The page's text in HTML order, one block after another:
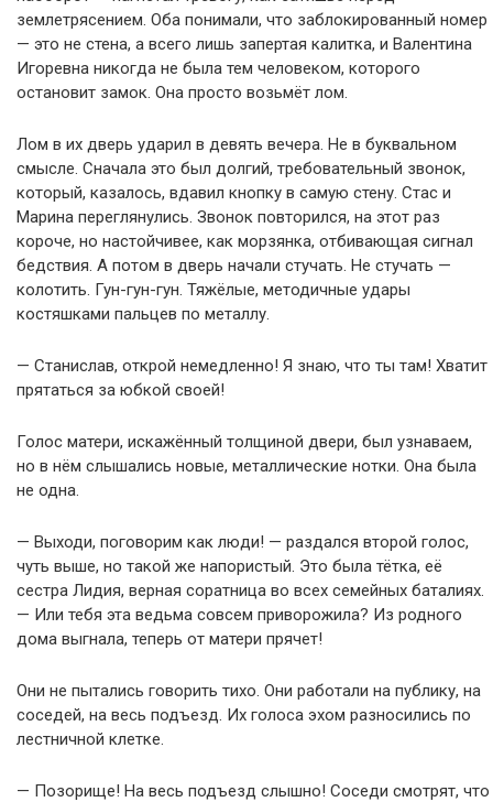
землетрясением. Оба понимали, что заблокированный номер
— это не стена, а всего лишь запертая калитка, и Валентина
Игоревна никогда не была тем человеком, которого
остановит замок. Она просто возьмёт лом.
Лом в их дверь ударил в девять вечера. Не в буквальном
смысле. Сначала это был долгий, требовательный звонок,
который, казалось, вдавил кнопку в самую стену. Стас и
Марина переглянулись. Звонок повторился, на этот раз
короче, но настойчивее, как морзянка, отбивающая сигнал
бедствия. А потом в дверь начали стучать. Не стучать —
колотить. Гун-гун-гун. Тяжёлые, методичные удары
костяшками пальцев по металлу.
— Станислав, открой немедленно! Я знаю, что ты там! Хватит
прятаться за юбкой своей!
Голос матери, искажённый толщиной двери, был узнаваем,
но в нём слышались новые, металлические нотки. Она была
не одна.
— Выходи, поговорим как люди! — раздался второй голос,
чуть выше, но такой же напористый. Это была тётка, её
сестра Лидия, верная соратница во всех семейных баталиях.
— Или тебя эта ведьма совсем приворожила? Из родного
дома выгнала, теперь от матери прячет!
Они не пытались говорить тихо. Они работали на публику, на
соседей, на весь подъезд. Их голоса эхом разносились по
лестничной клетке.
— Позорище! На весь подъезд слышно! Соседи смотрят, что